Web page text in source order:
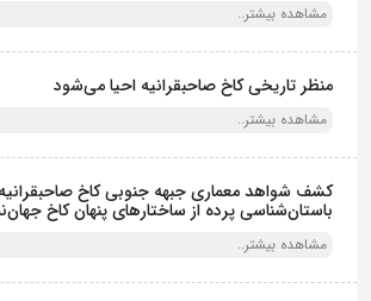
مشاهده بیشتر..
منظر تاریخی کاخ صاحبقرانیه احیا می‌شود
مشاهده بیشتر..
کشف شواهد معماری جبهه جنوبی کاخ
باستان‌شناسی پرده از ساختارهای پنهان کاخ
مشاهده بیشتر..